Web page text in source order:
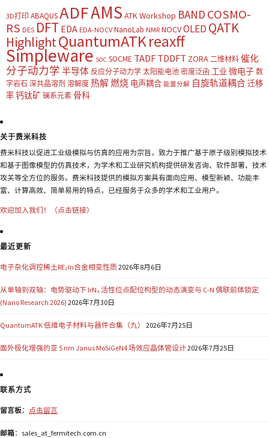
3D打印 ABAQUSADFAMS ATK Workshop BAND COSMO-
RS DES DFT EDA EDA-NOCV NanoLab NMR NOCVOLED QATK
HighlightQuantumATKreaxff
Simpleware SOC SOCME TADF TDDFT ZORA 二维材料 催化
分子动力学 半导体 反应分子动力学 太阳能电池 密度泛函 工业 微电子 数
字岩石 深共晶溶剂 溶解度 热解燃烧 电声耦合 能量分解 自旋轨道耦合迁移
率钙钛矿 镧系元素 骨科
关于费米科技
费米科技以促进工业级模拟与仿真的应用为宗旨，致力于推广基于原子级别模拟技术
和基于图像模型的仿真技术，为学术和工业研究机构提供研发咨询、软件部署、技术
攻关等全方位的服务。费米科技提供的模拟方案具有面向应用、模型新颖、功能丰
富、计算高效、简单易用的特点，已经服务于众多的学术和工业用户。
欢迎加入我们！（点击链接）
最近更新
电子杂化调控稀土RE₂In合金相变性质2026年8月6日
从单轴到双轴：电势驱动下 IrN₄ 活性位点配位构型的动态演变与 C-N 偶联前体锁定
(Nano Research 2026) 2026年7月30日
QuantumATK 低维电子材料与器件合集（九） 2026年7月25日
面外极化增强的亚 5 nm Janus MoSiGeN4 场效应晶体管设计2026年7月25日
联系方式
留言板： 点击留言
邮箱：sales_at_fermitech.com.cn